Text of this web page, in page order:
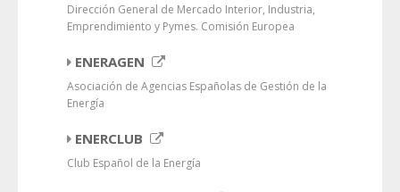
Dirección General de Mercado Interior, Industria,
Emprendimiento y Pymes. Comisión Europea
ENERAGEN
Asociación de Agencias Españolas de Gestión de la
Energía
ENERCLUB
Club Español de la Energía